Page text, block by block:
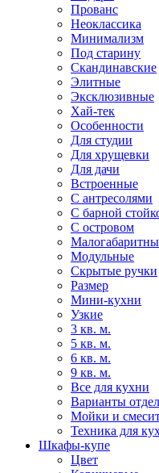
Прованс
Неоклассика
Минимализм
Под старину
Скандинавские
Элитные
Эксклюзивные
Хай-тек
Особенности
Для студии
Для хрущевки
Для дачи
Встроенные
С антресолями
С барной
С островом
Модульные
Скрытые ручки
Размер
Мини-кухни
Узкие
3 кв. м.
5 кв. м.
6 кв. м.
9 кв. м.
Все для кухни
Варианты
Мойки и
Техника для
Шкафы-купе
Цвет